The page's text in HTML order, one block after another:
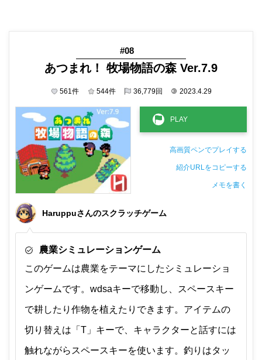
#08
あつまれ！ 牧場物語の森 Ver.7.9
561件 544件 36,779回 © 2023.4.29
高画質ペンでプレイする
紹介URLをコピーする
メモを書く
Haruppuさんのスクラッチゲーム
農業シミュレーションゲーム
このゲームは農業をテーマにしたシミュレーショ
ンゲームです。wdsaキーで移動し、スペースキー
で耕したり作物を植えたりできます。アイテムの
切り替えは「T」キーで、キャラクターと話すには
触れながらスペースキーを使います。釣りはタッ